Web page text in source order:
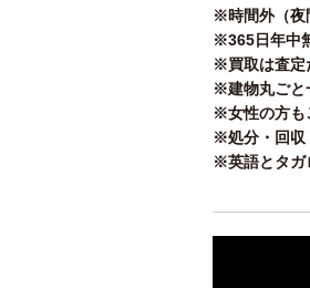
※時間外（夜
※365日年中
※買取は査定
※建物丸ごと
※女性の方も
※処分・回収
※英語とタガ